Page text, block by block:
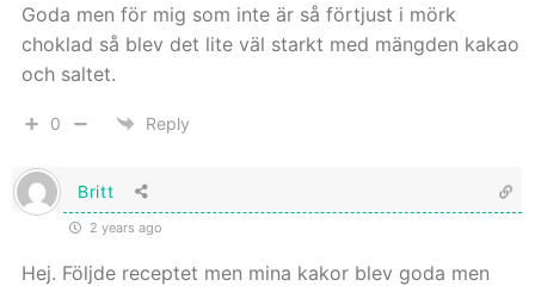
Goda men för mig som inte är så förtjust i mörk
choklad så blev det lite väl starkt med mängden kakao
och saltet.
0 Reply
Britt
2 years ago
Hej. Följde receptet men mina kakor blev goda men